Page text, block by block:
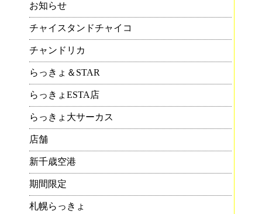
お知らせ
チャイスタンドチャイコ
チャンドリカ
らっきょ＆STAR
らっきょESTA店
らっきょ大サーカス
店舗
新千歳空港
期間限定
札幌らっきょ